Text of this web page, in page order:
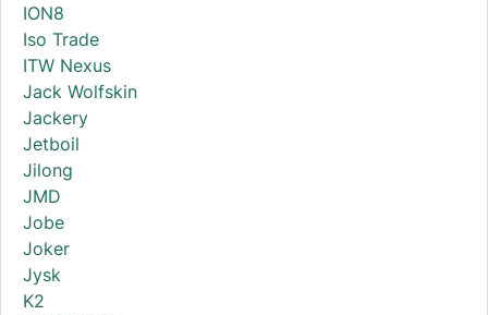
ION8
Iso Trade
ITW Nexus
Jack Wolfskin
Jackery
Jetboil
Jilong
JMD
Jobe
Joker
Jysk
K2